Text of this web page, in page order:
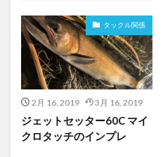
タックル関係
2月 16, 2019 3月 16, 2019
ジェットセッター60C マイ
クロタッチのインプレ